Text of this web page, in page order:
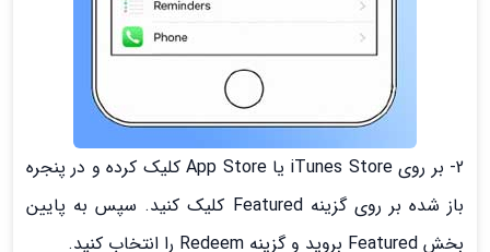
2- بر روی iTunes Store یا App Store کلیک کرده و در پنجره
باز شده بر روی گزینه Featured کلیک کنید. سپس به پایین
بخش Featured بروید و گزینه Redeem را انتخاب کنید.